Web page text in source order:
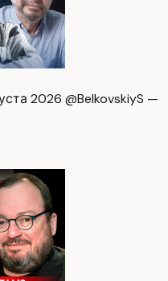
2026 @BelkovskiyS —